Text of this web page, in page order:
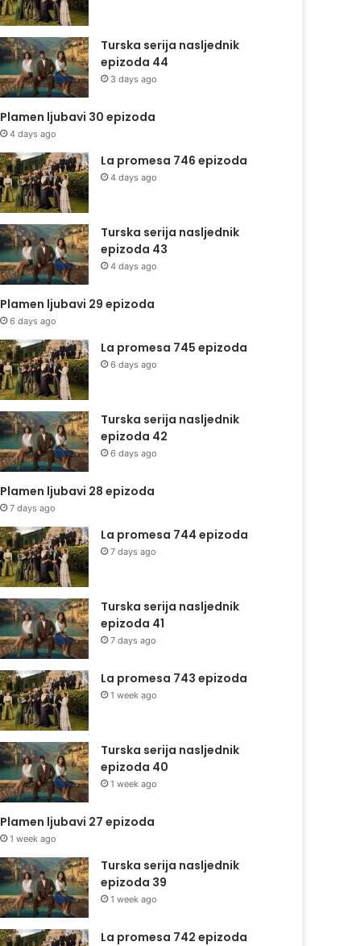
Turska serija nasljednik
epizoda 44
3 days ago
Plamen ljubavi 30 epizoda
4 days ago
La promesa 746 epizoda
4 days ago
Turska serija nasljednik
epizoda 43
4 days ago
Plamen ljubavi 29 epizoda
6 days ago
La promesa 745 epizoda
6 days ago
Turska serija nasljednik
epizoda 42
6 days ago
Plamen ljubavi 28 epizoda
7 days ago
La promesa 744 epizoda
7 days ago
Turska serija nasljednik
epizoda 41
7 days ago
La promesa 743 epizoda
1 week ago
Turska serija nasljednik
epizoda 40
1 week ago
Plamen ljubavi 27 epizoda
1 week ago
Turska serija nasljednik
epizoda 39
1 week ago
La promesa 742 epizoda